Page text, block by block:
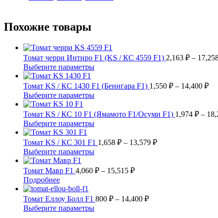
Похожие товары
Томат черри Интиро F1 (KS / КС 4559 F1) 2,163 ₽ –
Выберите параметрыЭтот
имеет
несколько
вариаций.
Опции
можно
выбрать
странице
товара.
Томат KS / КС 1430 F1 (Бенигара F1) 1,550 ₽ – 14,400 ₽
–
Выберите параметрыЭтот
имеет
несколько
вариаций.
Опции
можно
выбрать
странице
Томат KS / КС 10 F1 (Ямамото F1/Осуми F1) 1,974 ₽ –
Выберите параметрыЭтот
имеет
несколько
вариаций.
Опции
можно
странице
товара.
Томат KS / КС 301 F1 1,658 ₽ – 13,579 ₽Диапазон
Выберите параметрыЭтот
имеет
Опции
можно
выбрать
Томат Мавр F1 4,060 ₽ – 15,515 ₽Диапазон
–
ПодробнееЭтот
товар
имеет
несколько
вариаций.
Томат Еллоу Болл F1 800 ₽ – 14,400 ₽Диапазон
Выберите параметрыЭтот